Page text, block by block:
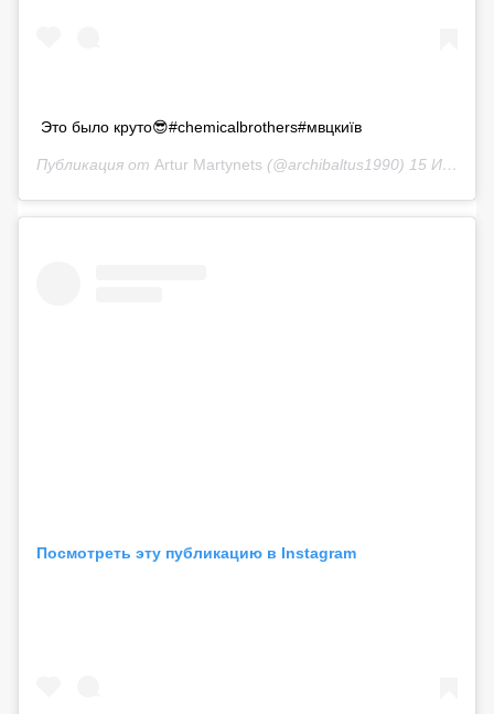
Это было круто😎#chemicalbrothers#мвцкиїв
Публикация от Artur Martynets (@archibaltus1990) 15 Июн 2019 в 9:42 PDT
Посмотреть эту публикацию в Instagram